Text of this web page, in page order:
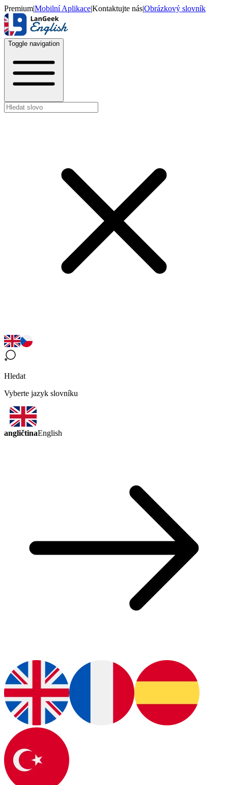
Premium|Mobilní Aplikace|Kontaktujte nás|Obrázkový slovník
Toggle navigation
Hledat
Vyberte jazyk slovníku
angličtinaEnglish